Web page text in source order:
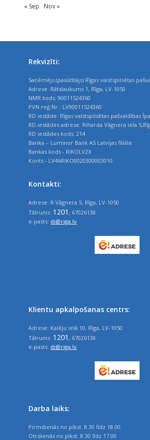
« Sep
Nov »
Rekvizīti:
Saņēmējs (pasūtītājs) Rīgas valstspilsētas
Adrese: Rātslaukums 1, Rīga, LV-1050
NMR kods: 90011524360
PVN reģ.Nr.: LV90011524360
RD iestāde: Rīgas valstspilsētas pašvaldības
RD iestādes adrese: Riharda Vāgnera iela
RD iestādes kods: 214
Banka – Luminor Bank AS Latvijas filiāle
Bankas kods - RIKOLV2X
Konts - LV46RIKO0020300003010
Kontakti:
Adrese: R.Vāgnera 5, Rīga, LV-1050
Tālrunis: 1201 , 67026138
e-pasts: di@riga.lv
Klientu apkalpošanas centrs:
Adrese: Kalēju ielā 10, Rīga, LV-1050
Tālrunis: 1201, 67026138
e-pasts: di@riga.lv
Darba laiks:
Pirmdienās no plkst. 8.30 līdz 18.00
Otrdienās no plkst. 8.30 līdz 17.00